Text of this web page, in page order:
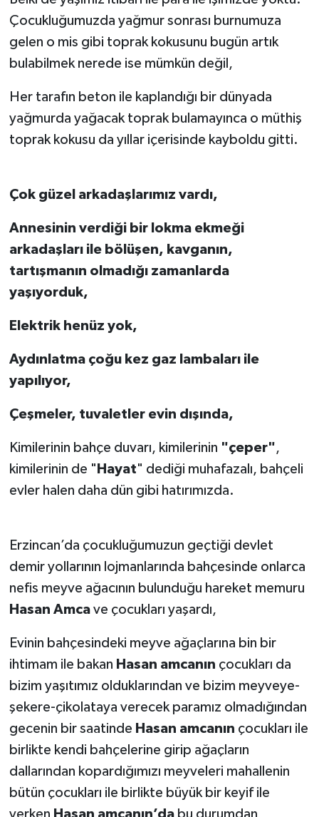
Çocukluğumuzda yağmur sonrası burnumuza
gelen o mis gibi toprak kokusunu bugün artık
bulabilmek nerede ise mümkün değil,
Her tarafın beton ile kaplandığı bir dünyada
yağmurda yağacak toprak bulamayınca o müthiş
toprak kokusu da yıllar içerisinde kayboldu gitti.
Çok güzel arkadaşlarımız vardı,
Annesinin verdiği bir lokma ekmeği
arkadaşları ile bölüşen, kavganın,
tartışmanın olmadığı zamanlarda
yaşıyorduk,
Elektrik henüz yok,
Aydınlatma çoğu kez gaz lambaları ile
yapılıyor,
Çeşmeler, tuvaletler evin dışında,
Kimilerinin bahçe duvarı, kimilerinin "çeper",
kimilerinin de " Hayat" dediği muhafazalı, bahçeli
evler halen daha dün gibi hatırımızda.
Erzincan’da çocukluğumuzun geçtiği devlet
demir yollarının lojmanlarında bahçesinde onlarca
nefis meyve ağacının bulunduğu hareket memuru
Hasan Amcave çocukları yaşardı,
Evinin bahçesindeki meyve ağaçlarına bin bir
ihtimam ile bakan Hasan amcanın çocukları da
bizim yaşıtımız olduklarından ve bizim meyveye-
şekere-çikolataya verecek paramız olmadığından
gecenin bir saatinde Hasan amcanın çocukları ile
birlikte kendi bahçelerine girip ağaçların
dallarından kopardığımızı meyveleri mahallenin
bütün çocukları ile birlikte büyük bir keyif ile